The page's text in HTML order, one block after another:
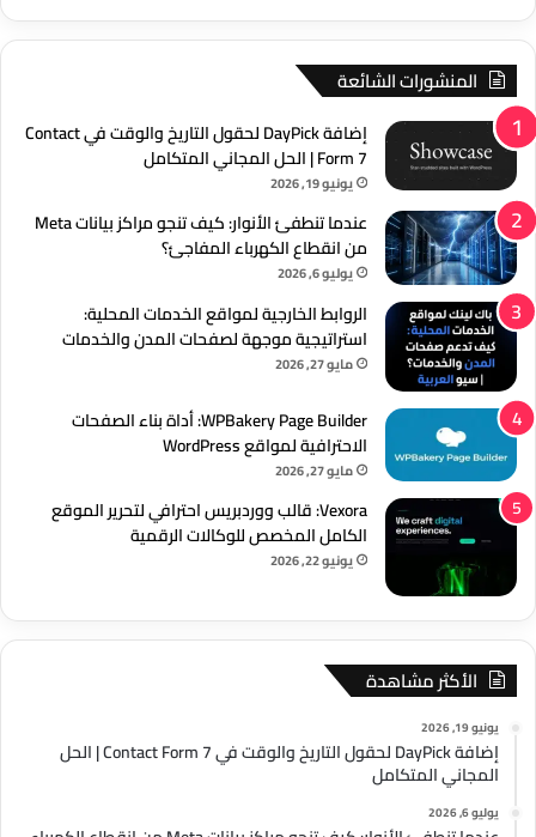
المنشورات الشائعة
إضافة DayPick لحقول التاريخ والوقت في Contact
Form 7 | الحل المجاني المتكامل
يونيو 19, 2026
عندما تنطفئ الأنوار: كيف تنجو مراكز بيانات Meta
من انقطاع الكهرباء المفاجئ؟
يوليو 6, 2026
الروابط الخارجية لمواقع الخدمات المحلية:
استراتيجية موجهة لصفحات المدن والخدمات
مايو 27, 2026
WPBakery Page Builder: أداة بناء الصفحات
الاحترافية لمواقع WordPress
مايو 27, 2026
Vexora: قالب ووردبريس احترافي لتحرير الموقع
الكامل المخصص للوكالات الرقمية
يونيو 22, 2026
الأكثر مشاهدة
يونيو 19, 2026
إضافة DayPick لحقول التاريخ والوقت في Contact Form 7 | الحل
المجاني المتكامل
يوليو 6, 2026